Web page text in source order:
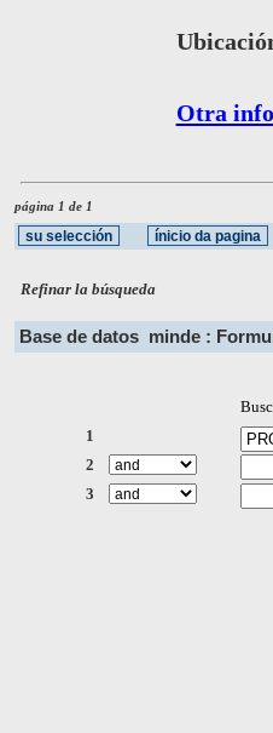
Otra
página 1 de 1
Refinar la búsqueda
Base de datos minde :
1
2
3